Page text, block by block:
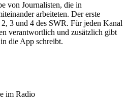
von Journalisten, die in
arbeiteten. Der erste
3 und 4 des SWR. Für jeden Kanal
verantwortlich und zusätzlich gibt
die App schreibt.
im Radio